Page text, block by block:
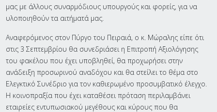
μας με άλλους συναρμόδιους υπουργούς και φορείς, για να
υλοποιηθούν τα αιτήματά μας.
Αναφερόμενος στον Πύργο του Πειραιά, ο κ. Μώραλης είπε ότι
στις 3 Σεπτεμβρίου θα συνεδριάσει η Επιτροπή Αξιολόγησης
του φακέλου που έχει υποβληθεί, θα προχωρήσει στην
ανάδειξη προσωρινού αναδόχου και θα στείλει το θέμα στο
Ελεγκτικό Συνέδριο για τον καθιερωμένο προσυμβατικό έλεγχο.
Η κοινοπραξία που έχει καταθέσει πρόταση περιλαμβάνει
εταιρείες εντυπωσιακού μεγέθους και κύρους που θα